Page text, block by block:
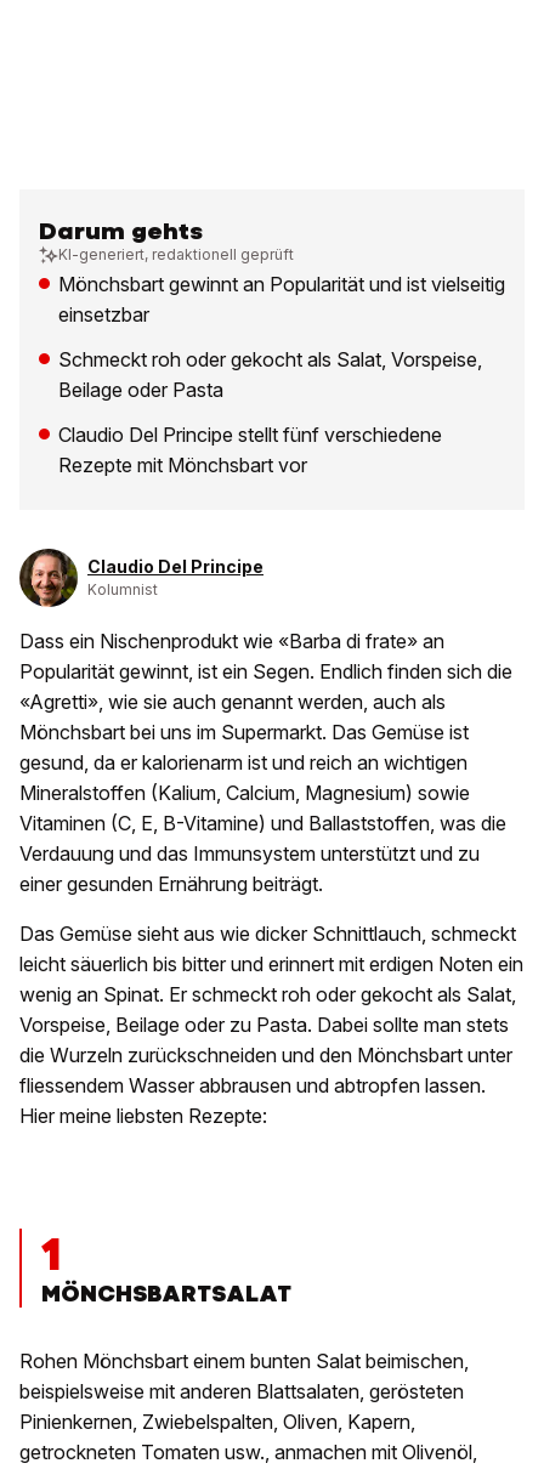
Darum gehts
KI-generiert, redaktionell geprüft
Mönchsbart gewinnt an Popularität und ist vielseitig
einsetzbar
Schmeckt roh oder gekocht als Salat, Vorspeise,
Beilage oder Pasta
Claudio Del Principe stellt fünf verschiedene
Rezepte mit Mönchsbart vor
Claudio Del Principe
Kolumnist
Dass ein Nischenprodukt wie «Barba di frate» an
Popularität gewinnt, ist ein Segen. Endlich finden sich die
«Agretti», wie sie auch genannt werden, auch als
Mönchsbart bei uns im Supermarkt. Das Gemüse ist
gesund, da er kalorienarm ist und reich an wichtigen
Mineralstoffen (Kalium, Calcium, Magnesium) sowie
Vitaminen (C, E, B-Vitamine) und Ballaststoffen, was die
Verdauung und das Immunsystem unterstützt und zu
einer gesunden Ernährung beiträgt.
Das Gemüse sieht aus wie dicker Schnittlauch, schmeckt
leicht säuerlich bis bitter und erinnert mit erdigen Noten ein
wenig an Spinat. Er schmeckt roh oder gekocht als Salat,
Vorspeise, Beilage oder zu Pasta. Dabei sollte man stets
die Wurzeln zurückschneiden und den Mönchsbart unter
fliessendem Wasser abbrausen und abtropfen lassen.
Hier meine liebsten Rezepte:
1
MÖNCHSBARTSALAT
Rohen Mönchsbart einem bunten Salat beimischen,
beispielsweise mit anderen Blattsalaten, gerösteten
Pinienkernen, Zwiebelspalten, Oliven, Kapern,
getrockneten Tomaten usw., anmachen mit Olivenöl,